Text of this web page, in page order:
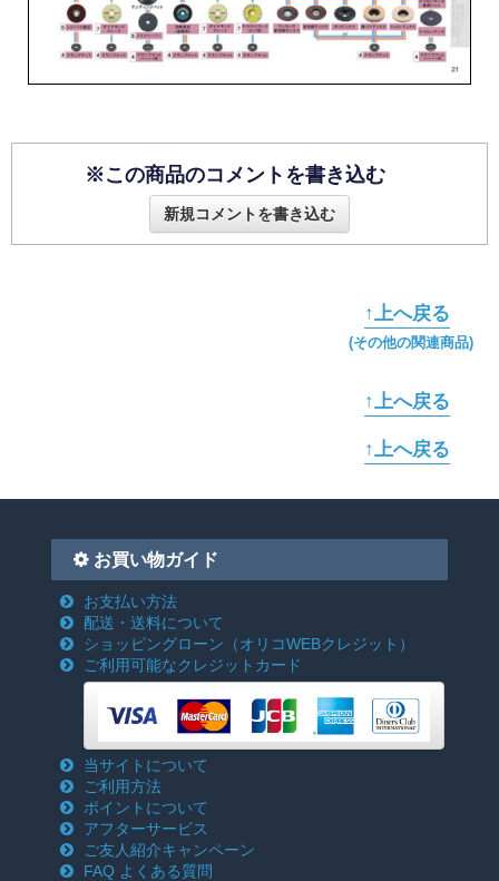
※この商品のコメントを書き込む
新規コメントを書き込む
↑上へ戻る
(その他の関連商品)
↑上へ戻る
↑上へ戻る
お買い物ガイド
お支払い方法
配送・送料について
ショッピングローン （オリコWEBクレジット）
ご利用可能なクレジットカード
当サイトについて
ご利用方法
ポイントについて
アフターサービス
ご友人紹介キャンペーン
FAQ よくある質問